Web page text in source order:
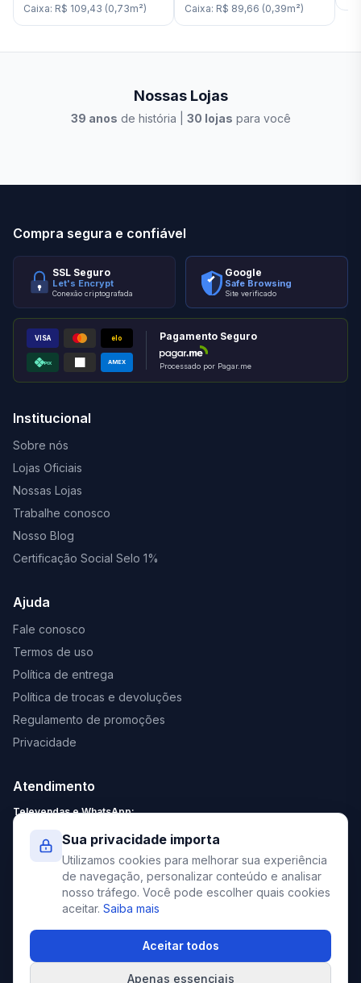
Caixa: R$ 109,43 (0,73m²)
Caixa: R$ 89,66 (0,39m²)
Nossas Lojas
39 anos de história | 30 lojas para você
Compra segura e confiável
SSL Seguro
Let's Encrypt
Conexão criptografada
Google
Safe Browsing
Site verificado
VISA elo
PIX AMEX
Pagamento Seguro
Processado por Pagar.me
Institucional
Sobre nós
Lojas Oficiais
Nossas Lojas
Trabalhe conosco
Nosso Blog
Certificação Social Selo 1%
Ajuda
Fale conosco
Termos de uso
Política de entrega
Política de trocas e devoluções
Regulamento de promoções
Privacidade
Atendimento
Televendas e WhatsApp:
Sábado: 9:00 - 13:00
contato@elevato.com.br
+55 51 4042-9413
Sua privacidade importa
Utilizamos cookies para melhorar sua experiência
de navegação, personalizar conteúdo e analisar
nosso tráfego. Você pode escolher quais cookies
aceitar. Saiba mais
Aceitar todos
Apenas essenciais